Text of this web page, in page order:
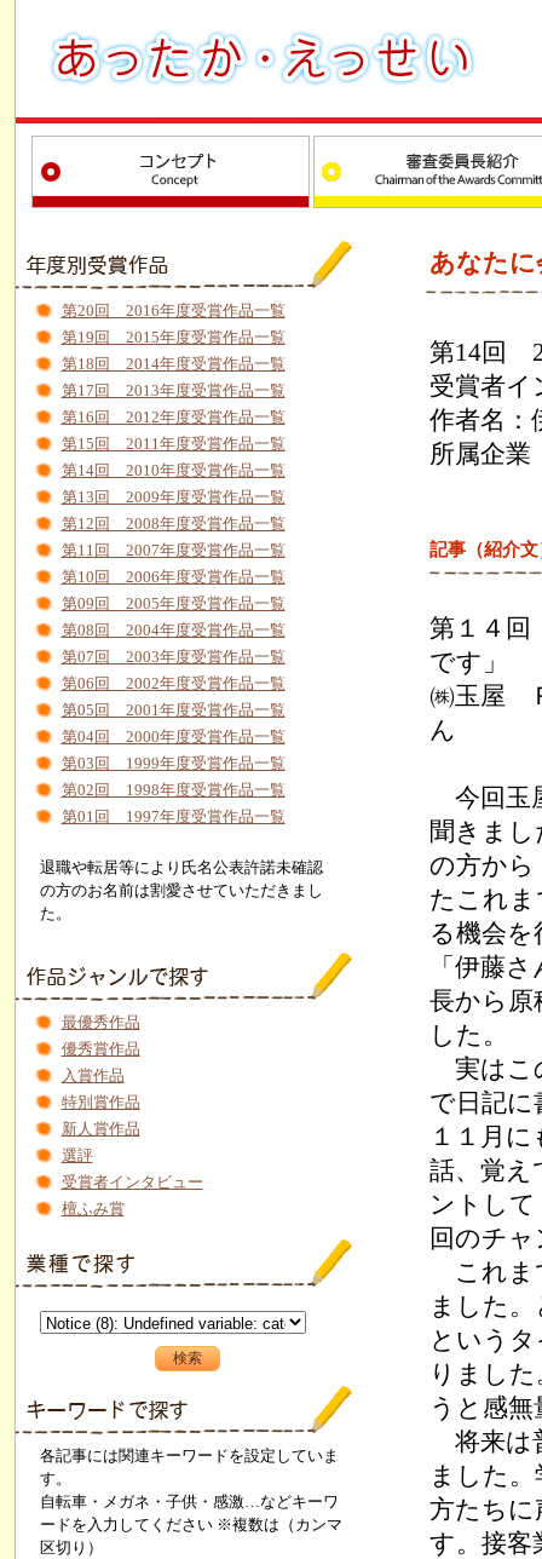
第20回 2016年度受賞作品一覧
第19回 2015年度受賞作品一覧
第18回 2014年度受賞作品一覧
第17回 2013年度受賞作品一覧
第16回 2012年度受賞作品一覧
第15回 2011年度受賞作品一覧
第14回 2010年度受賞作品一覧
第13回 2009年度受賞作品一覧
第12回 2008年度受賞作品一覧
第11回 2007年度受賞作品一覧
第10回 2006年度受賞作品一覧
第09回 2005年度受賞作品一覧
第08回 2004年度受賞作品一覧
第07回 2003年度受賞作品一覧
第06回 2002年度受賞作品一覧
第05回 2001年度受賞作品一覧
第04回 2000年度受賞作品一覧
第03回 1999年度受賞作品一覧
第02回 1998年度受賞作品一覧
第01回 1997年度受賞作品一覧
退職や転居等により氏名公表許諾未確認
の方のお名前は割愛させていただきまし
た。
最優秀作品
優秀賞作品
入賞作品
特別賞作品
新人賞作品
選評
受賞者インタビュー
檀ふみ賞
各記事には関連キーワードを設定していま
す。
自転車・メガネ・子供・感激…などキーワ
ードを入力してください ※複数は（カンマ
区切り）
あなた
第14回
受賞者イ
作者名：
所属企業
記事（紹介文
第１４
です」
㈱玉屋
ん
今回玉
聞きま
の方から
たこれ
る機会
「伊藤
長から原
した。
実はこ
で日記に
１１月
話、覚え
ントし
回のチ
これま
ました
という
りまし
うと感
将来は
ました
方たち
す。接客